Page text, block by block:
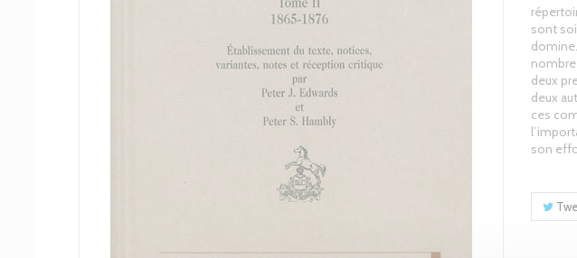
sont
deux
deux
ces
son